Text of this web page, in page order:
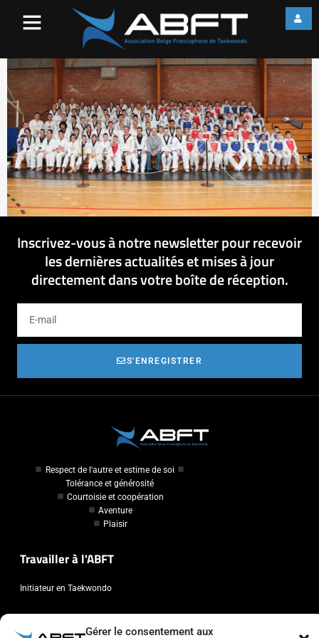
Gérer le consentement aux
Inscrivez-vous à notre newsletter pour recevoir
les dernières actualités et mises à jour
directement dans votre boîte de réception.
S'ENREGISTRER
Respect de l'autre et estime de soi
Tolérance et générosité
Courtoisie et coopération
Aventure
Plaisir
Travailler à l'ABFT
Initiateur en Taekwondo